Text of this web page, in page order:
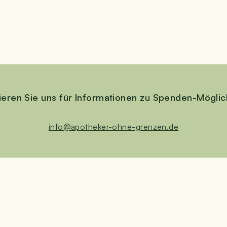
Sie uns für Infor­ma­tio­nen zu Spenden-
info@​apotheker-​ohne-​grenzen.​de